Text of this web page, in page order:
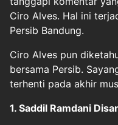
Ciro Alves. Hal ini
Persib Bandung.
Ciro Alves pun
bersama Persib.
terhenti pada akhir
1. Saddil Ramdani